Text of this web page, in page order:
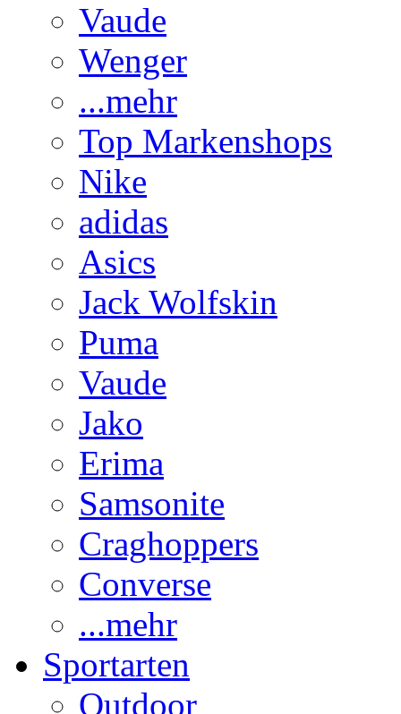
Vaude
Wenger
...mehr
Top Markenshops
Nike
adidas
Asics
Jack Wolfskin
Puma
Vaude
Jako
Erima
Samsonite
Craghoppers
Converse
...mehr
Sportarten
Outdoor